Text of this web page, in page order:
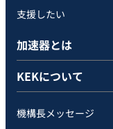
支援したい
加速器とは
KEKについて
機構長メッセージ